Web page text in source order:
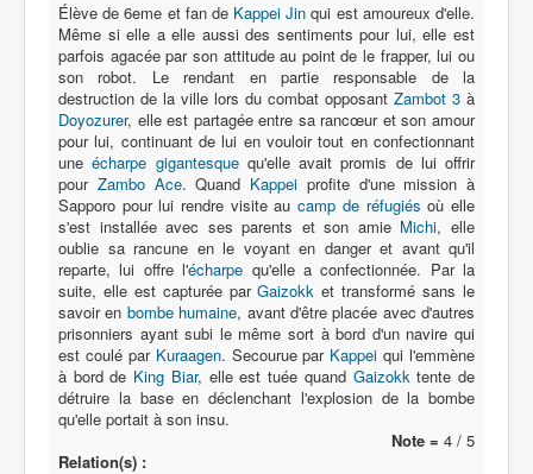
Lexique
Série
Acteur
Équipe
Personnage
Transformation
Équipement
Mecha
Objet
Lieu
Épisode
Référence
Élève de 6eme et fan de Kappei Jin qui est amoureux d'elle.
Même si elle a elle aussi des sentiments pour lui, elle est
parfois agacée par son attitude au point de le frapper, lui ou
son robot. Le rendant en partie responsable de la
destruction de la ville lors du combat opposant Zambot 3 à
Doyozurer, elle est partagée entre sa rancœur et son amour
pour lui, continuant de lui en vouloir tout en confectionnant
uneécharpe gigantesquequ'elle avait promis de lui offrir
pour Zambo Ace. Quand Kappei profite d'une mission à
Sapporo pour lui rendre visite aucamp de réfugiés où elle
s'est installée avec ses parents et son amie Michi, elle
oublie sa rancune en le voyant en danger et avant qu'il
reparte, lui offre l'écharpe qu'elle a confectionnée. Par la
suite, elle est capturée parGaizokk et transformé sans le
savoir en bombe humaine, avant d'être placée avec d'autres
prisonniers ayant subi le même sort à bord d'un navire qui
est coulé par Kuraagen. Secourue par Kappei qui l'emmène
à bord de King Biar, elle est tuée quand Gaizokktente de
détruire la base en déclenchant l'explosion de la bombe
qu'elle portait à son insu.
Note = 4 / 5
Relation(s) :